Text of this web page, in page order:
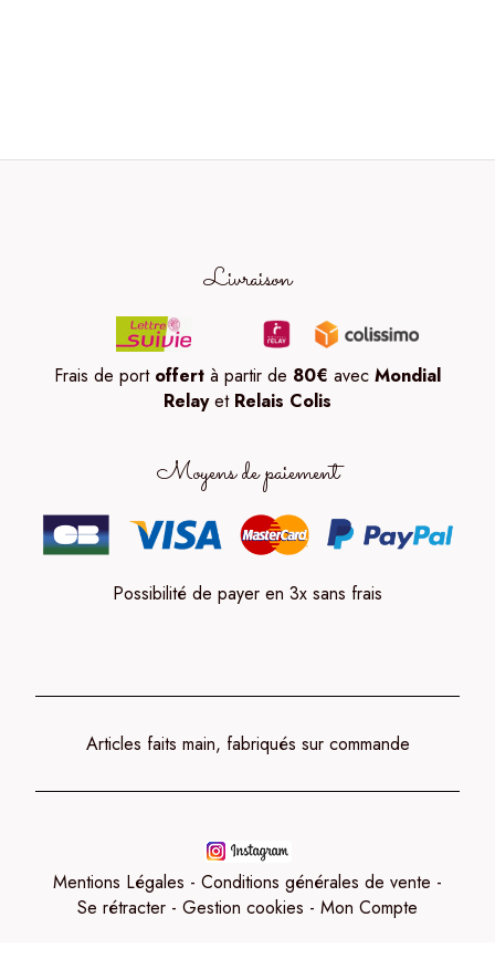
Livraison
Frais de port offert à partir de 80€ avec Mondial
Relayet Relais Colis
Moyens de paiement
Possibilité de payer en 3x sans frais
Articles faits main, fabriqués sur commande
Mentions Légales
Conditions générales de vente
Se rétracter
Gestion cookies Mon Compte